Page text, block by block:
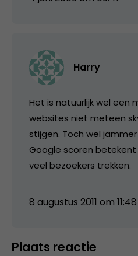
Harry
Het is natuurlijk wel een
websites niet meteen
stijgen. Toch wel
Google scoren
veel bezoekers trekken.
8 augustus 2011 om 11:48
Plaats reactie